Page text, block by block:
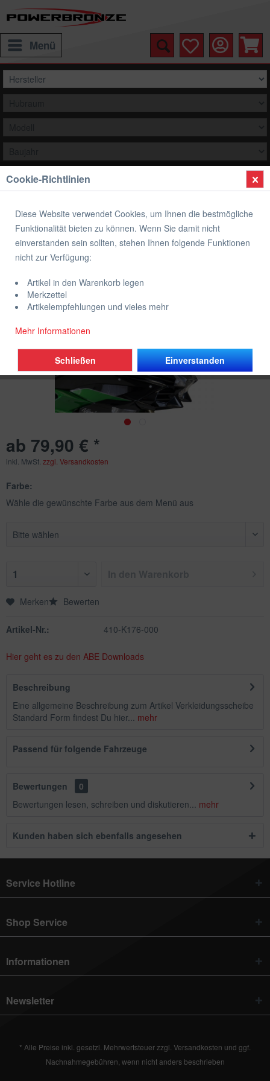
Menü
Auswählen
Übersicht Verkleidungsscheibe Standard Form
Verkleidungsscheibe Standard Form
KAWASAKI
ab 79,90 € *
inkl. MwSt. zzgl. Versandkosten
Farbe:
Wähle die gewünschte Farbe aus dem Menü aus
Merken Bewerten
Artikel-Nr.: 410-K176-000
Hier geht es zu den ABE Downloads
Beschreibung
Eine allgemeine Beschreibung zum Artikel Verkleidungsscheibe
Standard Form findest Du hier... mehr
Passend für folgende Fahrzeuge
Bewertungen
0
Bewertungen lesen, schreiben und diskutieren... mehr
Kunden haben sich ebenfalls angesehen
Service Hotline
Shop Service
Informationen
Newsletter
* Alle Preise inkl. gesetzl. Mehrwertsteuer zzgl. Versandkosten und ggf.
Nachnahmegebühren, wenn nicht anders beschrieben
Cookie-Richtlinien
Diese Website verwendet Cookies, um Ihnen die bestmögliche
Funktionalität bieten zu können. Wenn Sie damit nicht
einverstanden sein sollten, stehen Ihnen folgende Funktionen
nicht zur Verfügung:
Artikel in den Warenkorb legen
Merkzettel
Artikelempfehlungen und vieles mehr
Mehr Informationen
Einverstanden
Schließen